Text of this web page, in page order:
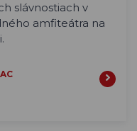
slávnostiach v
amfiteátra na